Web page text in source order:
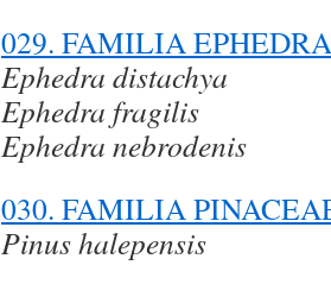
029. FAMILIA
Ephedra distachya
Ephedra fragilis
Ephedra nebrodenis
030. FAMILIA
Pinus halepensis